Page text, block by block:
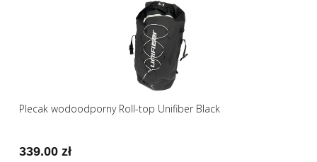
Plecak wodoodporny Roll-top Unifiber Black
339.00 zł